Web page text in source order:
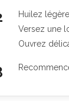
Huilez
Versez une
Ouvrez